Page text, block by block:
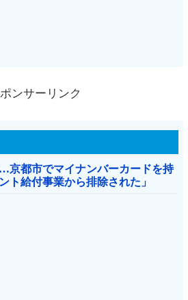
ンサーリンク
京都市でマイナンバーカードを持
ト給付事業から排除された」